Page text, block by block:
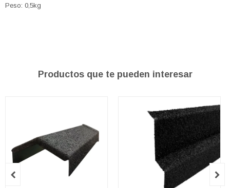
Peso: 0,5kg
Productos que te pueden interesar
 